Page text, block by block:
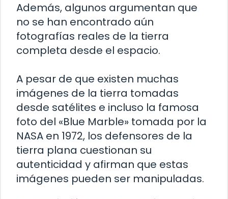
Además, algunos argumentan que
no se han encontrado aún
fotografías reales de la tierra
completa desde el espacio.
A pesar de que existen muchas
imágenes de la tierra tomadas
desde satélites e incluso la famosa
foto del «Blue Marble» tomada por la
NASA en 1972, los defensores de la
tierra plana cuestionan su
autenticidad y afirman que estas
imágenes pueden ser manipuladas.